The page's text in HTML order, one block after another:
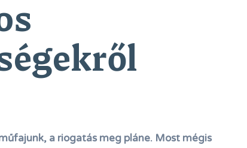
a riogatás meg pláne. Most mégis